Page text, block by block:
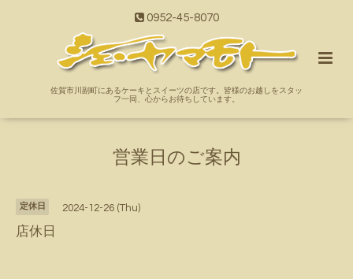
0952-45-8070
佐賀市川副町にあるケーキとスイーツの店です。皆様のお越しをスタッ
フ一同、心からお待ちしています。
営業日のご案内
定休日 2024-12-26 (Thu)
店休日